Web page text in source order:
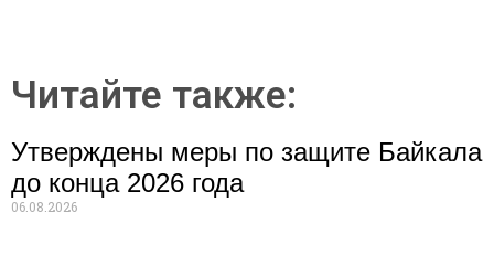
Читайте также:
Утверждены меры по защите Байкала
до конца 2026 года
06.08.2026